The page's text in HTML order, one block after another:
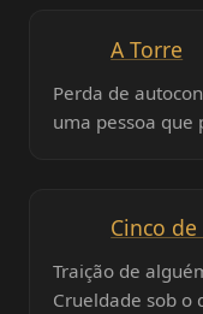
A Torre
Perda de
uma pessoa que
Cinco de
Traição de
Crueldade sob o